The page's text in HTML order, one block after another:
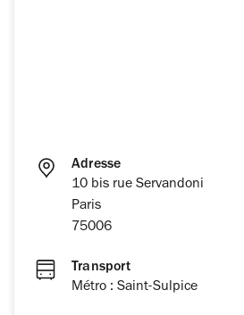
Adresse
10 bis rue Servandoni
Paris
75006
Transport
Métro : Saint-Sulpice